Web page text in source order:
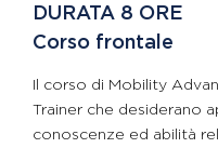
DURATA 8 ORE
Corso frontale
Il corso di Mobility
Trainer che desiderano
conoscenze ed abilità